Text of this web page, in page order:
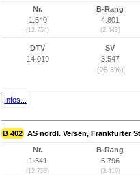
Nr.
1.540
(12.754)
B-Rang
4.801
(2.443)
DTV
14.019
SV
3.547
(25,3%)
Infos...
B 402 AS nördl. Versen, Frankfurter
Nr.
1.541
(12.753)
B-Rang
5.796
(3.419)